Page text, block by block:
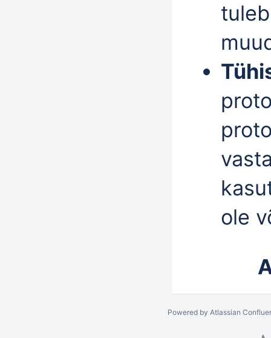
ole
Powered by Atlassian